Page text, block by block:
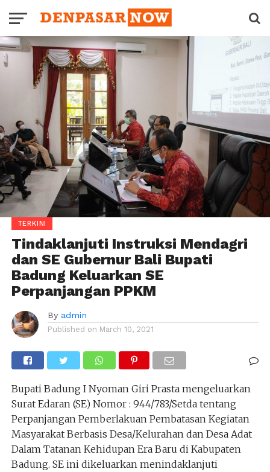
TERKINI
Tindaklanjuti Instruksi Mendagri
dan SE Gubernur Bali Bupati
Badung Keluarkan SE
Perpanjangan PPKM
By admin
Published on March 10, 2021
Bupati Badung I Nyoman Giri Prasta mengeluarkan
Surat Edaran (SE) Nomor : 944/783/Setda tentang
Perpanjangan Pemberlakuan Pembatasan Kegiatan
Masyarakat Berbasis Desa/Kelurahan dan Desa Adat
Dalam Tatanan Kehidupan Era Baru di Kabupaten
Badung. SE ini dikeluarkan menindaklanjuti